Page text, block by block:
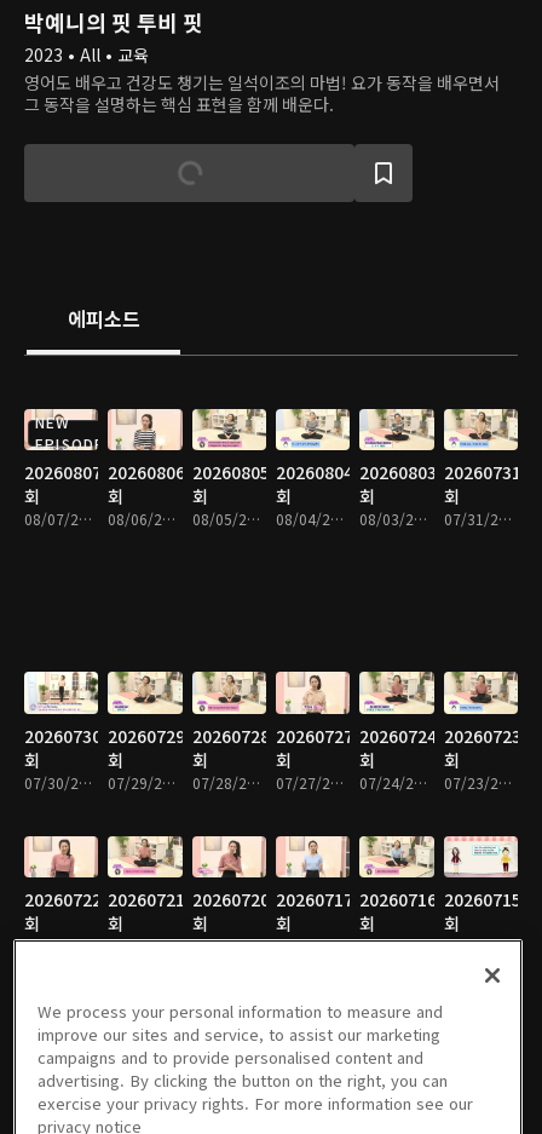
박예니의 핏 투비 핏
2023 • All • 교육
영어도 배우고 건강도 챙기는 일석이조의 마법! 요가 동작을 배우면서
그 동작을 설명하는 핵심 표현을 함께 배운다.
에피소드
NEW
EPISODE
20260807
회
08/07/2026 • 9분
20260806
회
08/06/2026 • 9분
20260805
회
08/05/2026 • 8분
20260804
회
08/04/2026 • 8분
20260803
회
08/03/2026 • 9분
20260731
회
07/31/2026 • 9분
20260730
회
07/30/2026 • 9분
20260729
회
07/29/2026 • 10분
20260728
회
07/28/2026 • 9분
20260727
회
07/27/2026 • 10분
20260724
회
07/24/2026 • 10분
20260723
회
07/23/2026 • 9분
20260722
회
07/22/2026 • 9분
20260721
회
07/21/2026 • 9분
20260720
회
07/20/2026 • 9분
20260717
회
07/17/2026 • 9분
20260716
회
07/16/2026 • 10분
20260715
회
07/15/2026 • 10분
20260714
회
07/14/2026 • 10분
20260713
회
07/13/2026 • 10분
20260710
회
07/10/2026 • 10분
20260709
회
07/09/2026 • 10분
20260708
회
07/08/2026 • 11분
회
We process your personal information to measure and
improve our sites and service, to assist our marketing
campaigns and to provide personalised content and
advertising. By clicking the button on the right, you can
exercise your privacy rights. For more information see our
privacy notice